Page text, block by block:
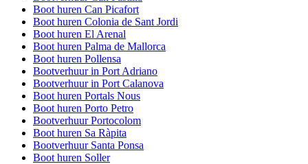
Boot huren Can Picafort
Boot huren Colonia de Sant Jordi
Boot huren El Arenal
Boot huren Palma de Mallorca
Boot huren Pollensa
Bootverhuur in Port Adriano
Bootverhuur in Port Calanova
Boot huren Portals Nous
Boot huren Porto Petro
Bootverhuur Portocolom
Boot huren Sa Ràpita
Bootverhuur Santa Ponsa
Boot huren Soller